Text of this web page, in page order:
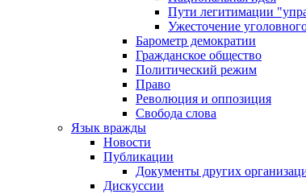
Пути легитимации
Ужесточение
Барометр демократии
Гражданское общество
Политический режим
Право
Революция и оппозиция
Свобода слова
Язык вражды
Новости
Публикации
Документы других
Дискуссии